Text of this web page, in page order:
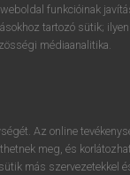
ésbelépek.
funkcióinak
tartozó sütik;
médiaanalitika.
Az online
meg, és
más szervezetekkel
m , .